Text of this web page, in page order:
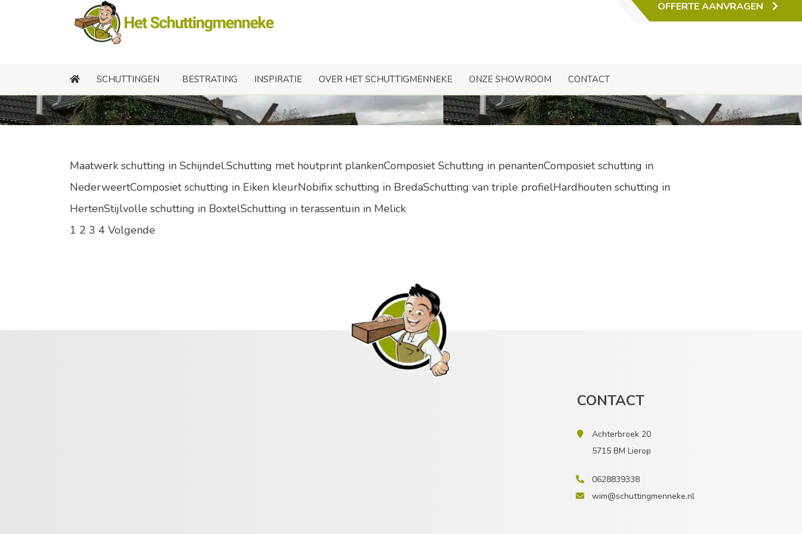
OFFERTE AANVRAGEN
SCHUTTINGEN BESTRATING INSPIRATIE OVER HET SCHUTTIGMENNEKE ONZE SHOWROOM CONTACT
Maatwerk schutting in Schijndel.Schutting met houtprint plankenComposiet Schutting in penantenComposiet schutting in
NederweertComposiet schutting in Eiken kleurNobifix schutting in BredaSchutting van triple profielHardhouten schutting in
HertenStijlvolle schutting in BoxtelSchutting in terassentuin in Melick
1 2 3 4 Volgende
CONTACT
Achterbroek 20
5715 BM Lierop
0628839338
wim@schuttingmenneke.nl